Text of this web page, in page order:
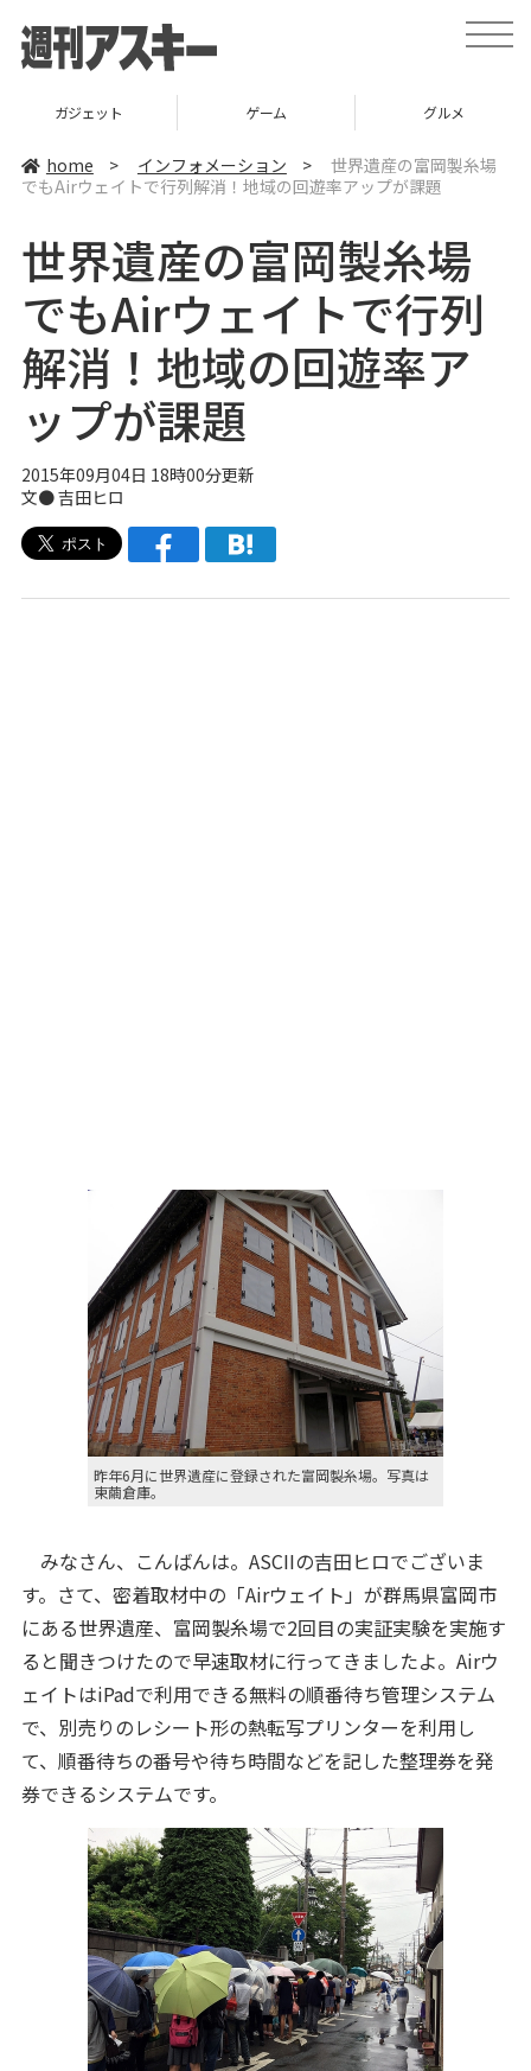
t
o
v
ガジェット ゲーム グルメ
home > インフォメーション >
世界遺産の富岡製糸場
でもAirウェイトで行列解消！地域の回遊率アップが課題
世界遺産の富岡製糸場
でもAirウェイトで行列
解消！地域の回遊率ア
ップが課題
2015年09月04日 18時00分更新
文●吉田ヒロ
昨年6月に世界遺産に登録された富岡製糸場。写真は
東繭倉庫。
みなさん、こんばんは。ASCIIの吉田ヒロでございま
す。さて、密着取材中の「Airウェイト」が群馬県富岡市
にある世界遺産、富岡製糸場で2回目の実証実験を実施す
ると聞きつけたので早速取材に行ってきましたよ。Airウ
ェイトはiPadで利用できる無料の順番待ち管理システム
で、別売りのレシート形の熱転写プリンターを利用し
て、順番待ちの番号や待ち時間などを記した整理券を発
券できるシステムです。